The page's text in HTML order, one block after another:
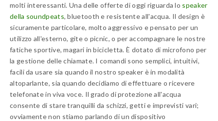
molti interessanti. Una delle offerte di oggi riguarda lo speaker
della soundpeats, bluetooth e resistente all'acqua. Il design è
sicuramente particolare, molto aggressivo e pensato per un
utilizzo all'esterno, gite o picnic, o per accompagnare le nostre
fatiche sportive, magari in bicicletta. È dotato di microfono per
la gestione delle chiamate. I comandi sono semplici, intuitivi,
facili da usare sia quando il nostro speaker è in modalità
altoparlante, sia quando decidiamo di effettuare o ricevere
telefonate in viva voce. Il grado di protezione all'acqua
consente di stare tranquilli da schizzi, getti e imprevisti vari;
ovviamente non stiamo parlando di un dispositivo